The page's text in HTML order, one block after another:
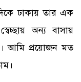
ঢাকায় তার এক
অন্য বাসায়
। আমি প্রয়োজন মত